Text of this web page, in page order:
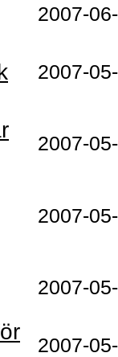
2007-
2007-
2007-
2007-
2007-
2007-